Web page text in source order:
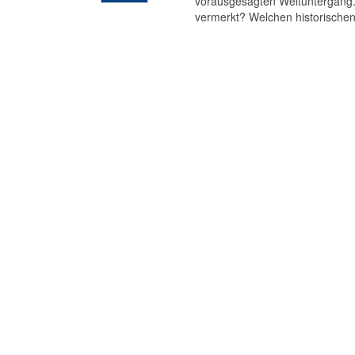
vermerkt? Welchen